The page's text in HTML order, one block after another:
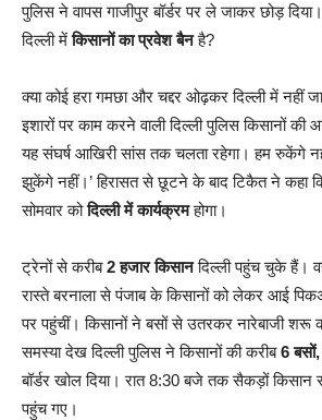
पुलिस ने वापस गाजीपुर बॉर्डर पर ले जाकर छोड़
दिल्ली मेंकिसानों का प्रवेश बैनहै?
क्या कोई हरा गमछा और चद्दर ओढ़कर दिल्ली में नहीं
इशारों पर काम करने वाली दिल्ली पुलिस किसानों की
यह संघर्ष आखिरी सांस तक चलता रहेगा। हम रुकेंगे
झुकेंगे नहीं।’ हिरासत से छूटने के बाद टिकैत ने कहा
सोमवार कोदिल्ली में कार्यक्रमहोगा।
ट्रेनों से करीब2 हजार किसानदिल्ली पहुंच चुके हैं।
रास्ते बरनाला से पंजाब के किसानों को लेकर आई
पर पहुंचीं। किसानों ने बसों से उतरकर नारेबाजी शरू
समस्या देख दिल्ली पुलिस ने किसानों की करीब6 बसों,
बॉर्डर खोल दिया। रात 8:30 बजे तक सैकड़ों किसान
पहुंच गए।